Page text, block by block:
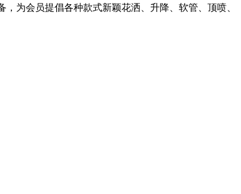
为会员提倡各种款式新颖花洒、升降、软管、顶喷、